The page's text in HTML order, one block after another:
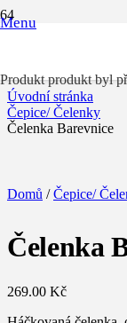
Menu
Produktprodukt byl
Úvodní stránka
Čepice/ Čelenky
Čelenka Barevnice
Domů /Čepice/
Čelenka
269.00 Kč